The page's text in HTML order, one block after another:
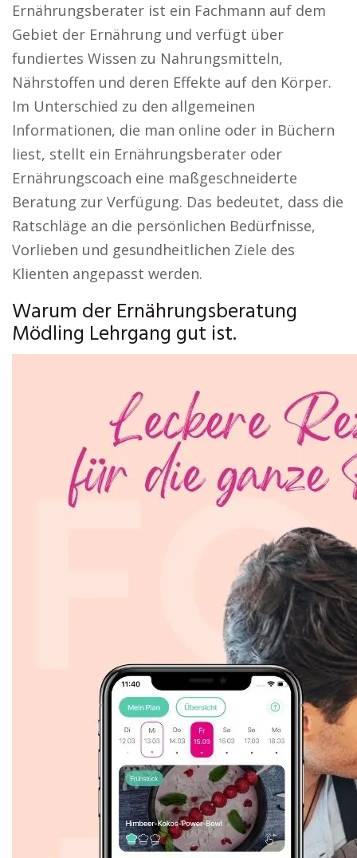
Ernährungsberater ist ein Fachmann auf dem
Gebiet der Ernährung und verfügt über
fundiertes Wissen zu Nahrungsmitteln,
Nährstoffen und deren Effekte auf den Körper.
Im Unterschied zu den allgemeinen
Informationen, die man online oder in Büchern
liest, stellt ein Ernährungsberater oder
Ernährungscoach eine maßgeschneiderte
Beratung zur Verfügung. Das bedeutet, dass die
Ratschläge an die persönlichen Bedürfnisse,
Vorlieben und gesundheitlichen Ziele des
Klienten angepasst werden.
Warum der Ernährungsberatung
Mödling Lehrgang gut ist.